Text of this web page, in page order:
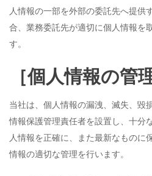
人情報の一部を外部の委託先へ提供
合、業務委託先が適切に個人情報を
す。
［個人情報の管
当社は、個人情報の漏洩、滅失、毀
情報保護管理責任者を設置し、十分
人情報を正確に、また最新なものに
情報の適切な管理を行います。